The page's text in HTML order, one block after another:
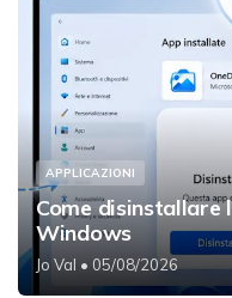
APPLICAZIONI
Come disinstallare
Windows
Jo Val • 05/08/2026